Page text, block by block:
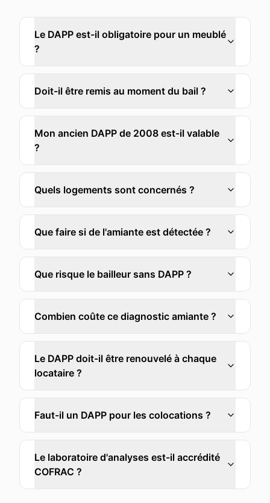
Le DAPP est-il obligatoire pour un meublé
?
Doit-il être remis au moment du bail ?
Mon ancien DAPP de 2008 est-il valable
?
Quels logements sont concernés ?
Que faire si de l'amiante est détectée ?
Que risque le bailleur sans DAPP ?
Combien coûte ce diagnostic amiante ?
Le DAPP doit-il être renouvelé à chaque
locataire ?
Faut-il un DAPP pour les colocations ?
Le laboratoire d'analyses est-il accrédité
COFRAC ?